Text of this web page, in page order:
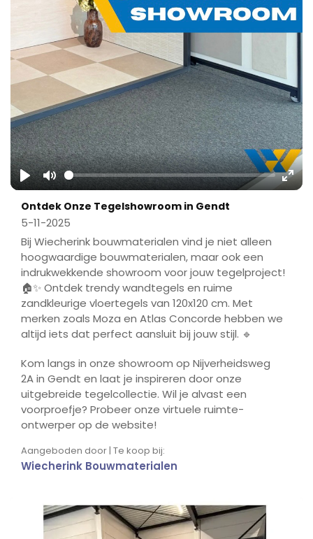
Play Mute
Ontdek Onze Tegelshowroom in Gendt
5-11-2025
Bij Wiecherink bouwmaterialen vind je niet alleen
hoogwaardige bouwmaterialen, maar ook een
indrukwekkende showroom voor jouw tegelproject!
🏠✨ Ontdek trendy wandtegels en ruime
zandkleurige vloertegels van 120x120 cm. Met
merken zoals Moza en Atlas Concorde hebben we
altijd iets dat perfect aansluit bij jouw stijl. 🔹
Kom langs in onze showroom op Nijverheidsweg
2A in Gendt en laat je inspireren door onze
uitgebreide tegelcollectie. Wil je alvast een
voorproefje? Probeer onze virtuele ruimte-
ontwerper op de website!
Aangeboden door | Te koop bij:
Wiecherink Bouwmaterialen